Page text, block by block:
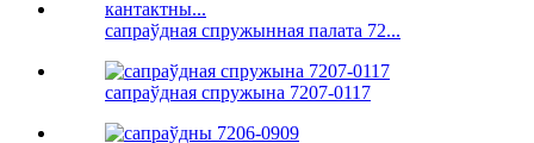
сапраўдная спружынная палата 72...
сапраўдная спружына 7207-0117